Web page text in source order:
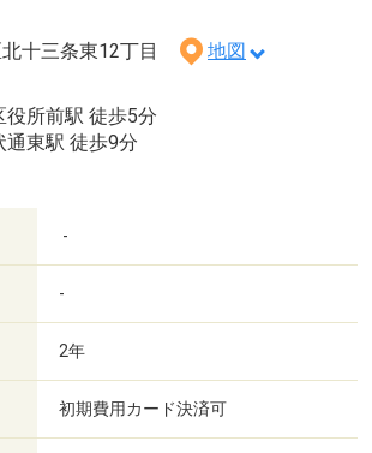
十三条東12丁目 地図
所前駅 徒歩5分
東駅 徒歩9分
-
-
2年
初期費用カード決済可